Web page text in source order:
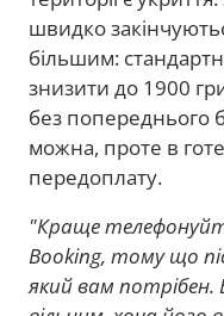
швидко
більшим:
знизити до 1900
без попереднього
можна, проте в
передоплату.
"Краще
Booking, тому що
який вам потрібен.